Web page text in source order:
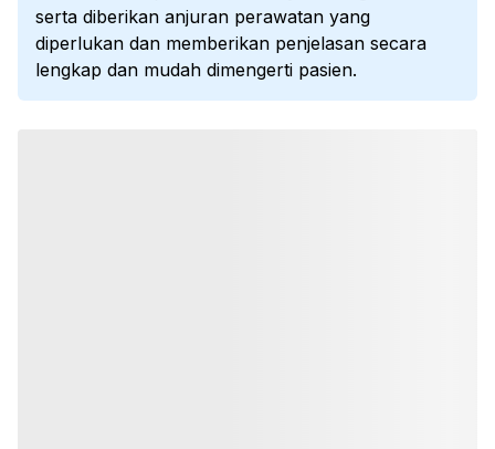
serta diberikan anjuran perawatan yang
diperlukan dan memberikan penjelasan secara
lengkap dan mudah dimengerti pasien.